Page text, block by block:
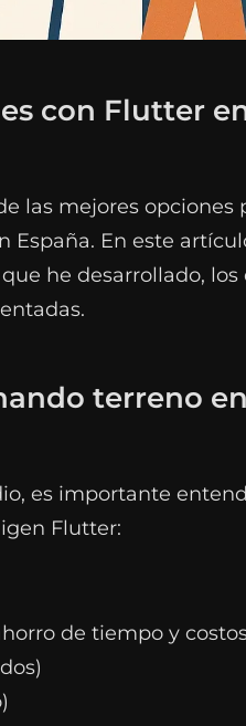
con Flutter
las mejores opciones
España. En este
he desarrollado, los
terreno en
es importante
Flutter:
de tiempo y